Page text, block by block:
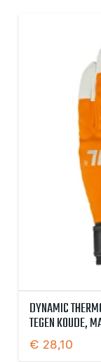
DYNAMIC
TEGEN KOUDE,
€ 28,10